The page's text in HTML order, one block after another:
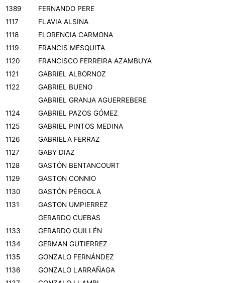
1389
FERNANDO PERE
1117
FLAVIA ALSINA
1118
FLORENCIA CARMONA
1119
FRANCIS MESQUITA
1120
FRANCISCO FERREIRA AZAMBUYA
1121
GABRIEL ALBORNOZ
1122
GABRIEL BUENO
GABRIEL GRANJA AGUERREBERE
1124
GABRIEL PAZOS GÓMEZ
1125
GABRIEL PINTOS MEDINA
1126
GABRIELA FERRAZ
1127
GABY DIAZ
1128
GASTÓN BENTANCOURT
1129
GASTON CONNIO
1130
GASTÓN PÉRGOLA
1131
GASTON UMPIERREZ
GERARDO CUEBAS
1133
GERARDO GUILLÉN
1134
GERMAN GUTIERREZ
1135
GONZALO FERNÁNDEZ
1136
GONZALO LARRAÑAGA